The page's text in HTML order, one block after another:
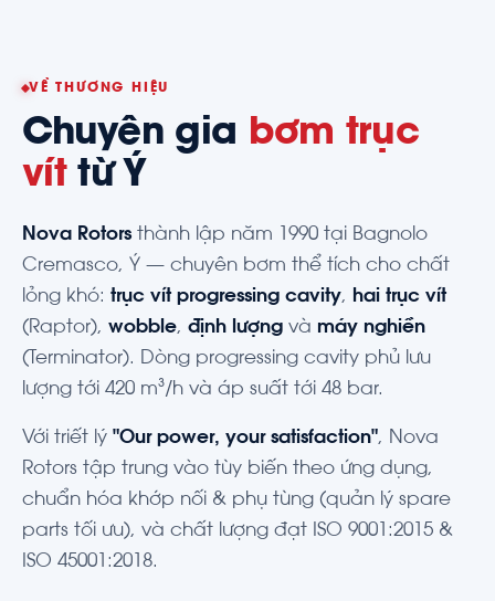
VỀ THƯƠNG HIỆU
Chuyên gia bơm trục
víttừ Ý
Nova Rotors thành lập năm 1990 tại Bagnolo
Cremasco, Ý — chuyên bơm thể tích cho chất
lỏng khó: trục vít progressing cavity, hai trục vít
(Raptor), wobble, định lượng và máy nghiền
(Terminator). Dòng progressing cavity phủ lưu
lượng tới 420 m³/h và áp suất tới 48 bar.
Với triết lý "Our power, your satisfaction", Nova
Rotors tập trung vào tùy biến theo ứng dụng,
chuẩn hóa khớp nối & phụ tùng (quản lý spare
parts tối ưu), và chất lượng đạt ISO 9001:2015 &
ISO 45001:2018.